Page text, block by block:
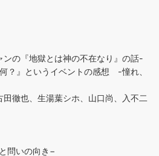
の『地獄とは神の不在なり』の話-
？』というイベントの感想 -憧れ、
徹也、生湯葉シホ、山口尚、入不二
問いの向き−